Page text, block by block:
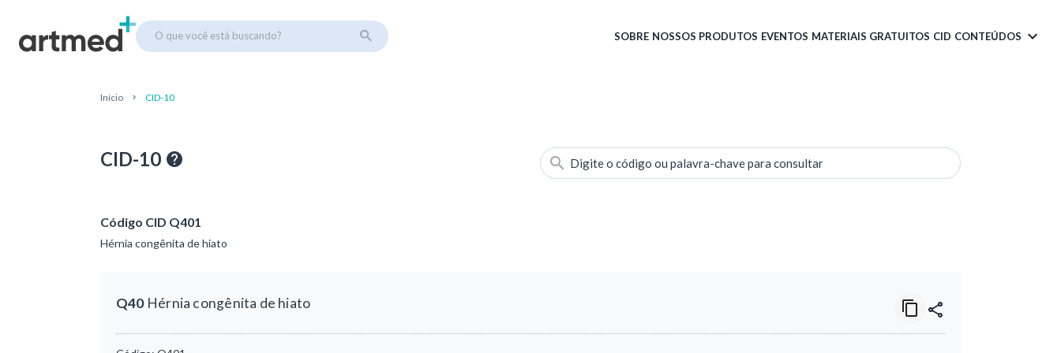
O que você está buscando? SOBRE NOSSOS PRODUTOS EVENTOS MATERIAIS GRATUITOS CID CONTEÚDOS
Início CID-10
CID-10 Digite o código ou palavra-chave para consultar
Código CID Q401
Hérnia congênita de hiato
Q40Hérnia congênita de hiato